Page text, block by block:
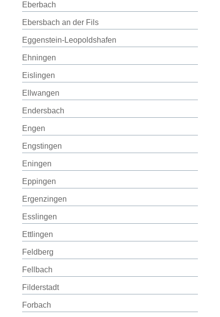
Eberbach
Ebersbach an der Fils
Eggenstein-Leopoldshafen
Ehningen
Eislingen
Ellwangen
Endersbach
Engen
Engstingen
Eningen
Eppingen
Ergenzingen
Esslingen
Ettlingen
Feldberg
Fellbach
Filderstadt
Forbach